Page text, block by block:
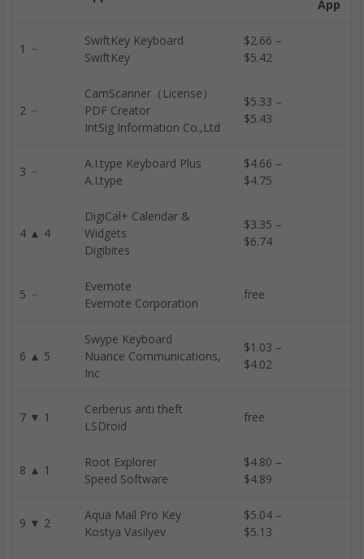
App
1 ﹣
SwiftKey Keyboard
SwiftKey
$2.66 –
$5.42
2 ﹣
CamScanner（License）
PDF Creator
IntSig Information Co.,Ltd
$5.33 –
$5.43
3 ﹣
A.I.type Keyboard Plus
A.I.type
$4.66 –
$4.75
4 ▲ 4
DigiCal+ Calendar &
Widgets
Digibites
$3.35 –
$6.74
5 ﹣
Evernote
Evernote Corporation
free
6 ▲ 5
Swype Keyboard
Nuance Communications,
Inc
$1.03 –
$4.02
7 ▼ 1
Cerberus anti theft
LSDroid
free
8 ▲ 1
Root Explorer
Speed Software
$4.80 –
$4.89
9 ▼ 2
Aqua Mail Pro Key
Kostya Vasilyev
$5.04 –
$5.13